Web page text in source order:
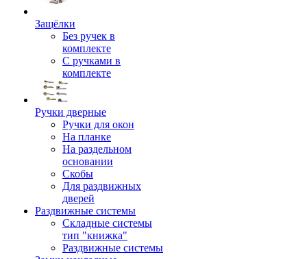
Защёлки
Без ручек в
комплекте
С ручками в
комплекте
Ручки дверные
Ручки для окон
На планке
На раздельном
основании
Скобы
Для раздвижных
дверей
Раздвижные системы
Складные системы
тип "книжка"
Раздвижные системы